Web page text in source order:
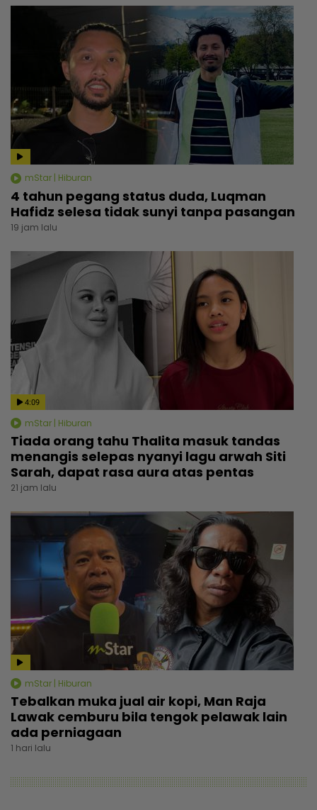
mStar | Hiburan
4 tahun pegang status duda, Luqman
Hafidz selesa tidak sunyi tanpa pasangan
19 jam lalu
4:09
mStar | Hiburan
Tiada orang tahu Thalita masuk tandas
menangis selepas nyanyi lagu arwah Siti
Sarah, dapat rasa aura atas pentas
21 jam lalu
mStar | Hiburan
Tebalkan muka jual air kopi, Man Raja
Lawak cemburu bila tengok pelawak lain
ada perniagaan
1 hari lalu